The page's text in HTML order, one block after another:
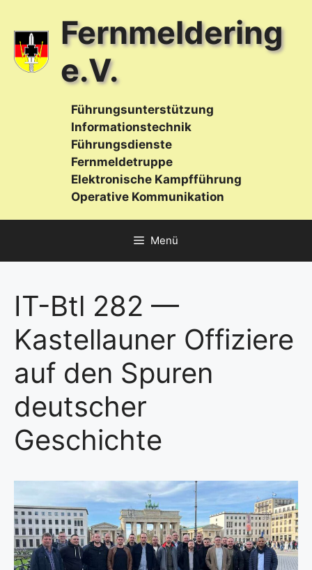
springen
Fernmeldering
e.V.
Führungsunterstützung
Informationstechnik
Führungsdienste
Fernmeldetruppe
Elektronische Kampfführung
Operative Kommunikation
Menü
IT-Btl 282 —
Kastellauner Offiziere
auf den Spuren
deutscher
Geschichte